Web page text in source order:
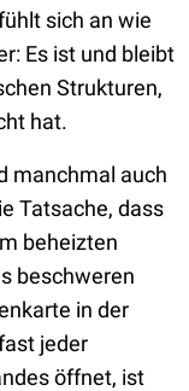
sich an wie
Es ist und bleibt
Strukturen,
hat.
manchmal auch
Tatsache, dass
beheizten
beschweren
in der
jeder
öffnet, ist